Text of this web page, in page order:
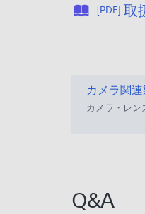
[PDF] 取
カメラ関
カメラ・レ
Q&A